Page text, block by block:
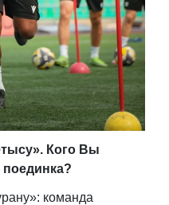
Кого Вы
поединка?
команда